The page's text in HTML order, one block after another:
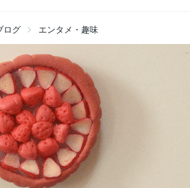
ログ エンタメ・趣味